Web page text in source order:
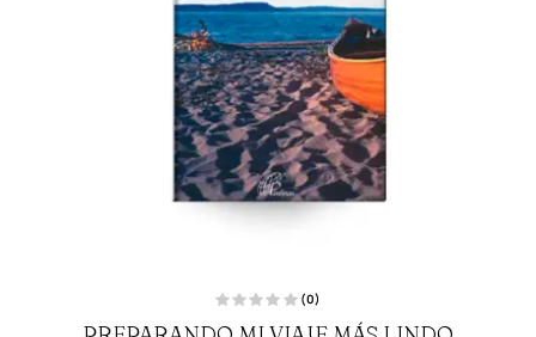
a
(0)